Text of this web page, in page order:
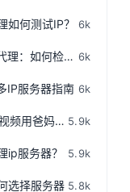
如何测试IP？ 6k
租韩国多IP服务器搭建游戏加速代理：如何检测IP地址是否为本地IP 6k
IP服务器指南 6k
什么是区块链什么是web3?一个视频用爸妈都能听得懂的话说清楚,撸空投入门视频! 5.9k
ip服务器？ 5.9k
选择服务器 5.8k